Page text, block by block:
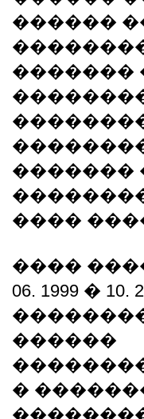
������
�������
�������
����
����
06. 1999 �
������
�